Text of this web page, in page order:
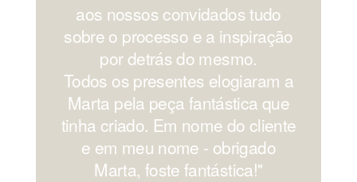
aos nossos convidados tudo
sobre o processo e a inspiração
por detrás do mesmo.
Todos os presentes elogiaram a
Marta pela peça fantástica que
tinha criado. Em nome do cliente
e em meu nome - obrigado
Marta, foste fantástica!''